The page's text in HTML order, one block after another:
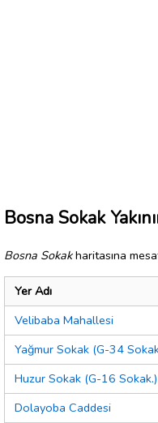
Bosna Sokak
Bosna Sokakharitasına
Yer Adı
Velibaba Mahallesi
Yağmur Sokak (G-34
Huzur Sokak (G-16 Sokak.)
Dolayoba Caddesi